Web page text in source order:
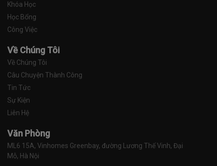
Khóa Học
Học Bổng
Công Việc
Về Chúng Tôi
Về Chúng Tôi
Câu Chuyện Thành Công
Tin Tức
Sự Kiện
Liên Hệ
Văn Phòng
ML6 15A, Vinhomes Greenbay, đường Lương Thế Vinh, Đại
Mỗ, Hà Nội